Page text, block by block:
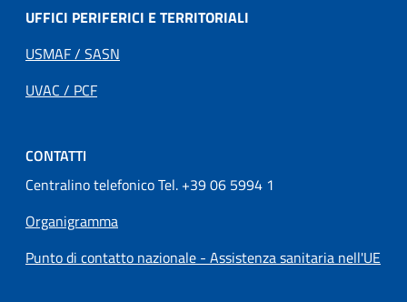
UFFICI PERIFERICI E TERRITORIALI
USMAF / SASN
UVAC / PCF
CONTATTI
Centralino telefonico Tel. +39 06 5994 1
Organigramma
Punto di contatto nazionale - Assistenza sanitaria nell'UE